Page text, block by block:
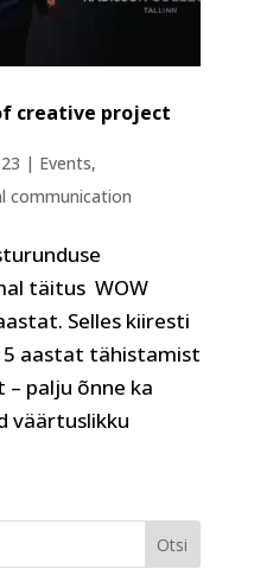
creative project
| Events,
communication
täitus WOW
Selles kiiresti
5 aastat tähistamist
palju õnne ka
väärtuslikku